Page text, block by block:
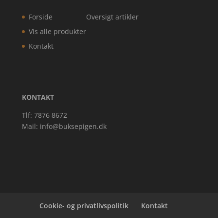
Forside
Vis alle produkter
Kontakt
Oversigt artikler
KONTAKT
Tlf: 7876 8672
Mail: info@buksepigen.dk
Cookie- og privatlivspolitik Kontakt